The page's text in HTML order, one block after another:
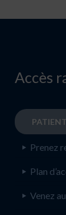
Accès
Prenez
Plan
Venez